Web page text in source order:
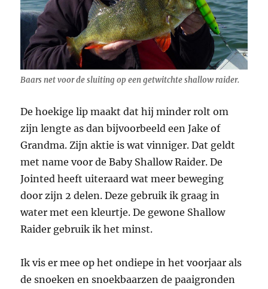
Baars net voor de sluiting op een getwitchte shallow raider.
De hoekige lip maakt dat hij minder rolt om
zijn lengte as dan bijvoorbeeld een Jake of
Grandma. Zijn aktie is wat vinniger. Dat geldt
met name voor de Baby Shallow Raider. De
Jointed heeft uiteraard wat meer beweging
door zijn 2 delen. Deze gebruik ik graag in
water met een kleurtje. De gewone Shallow
Raider gebruik ik het minst.
Ik vis er mee op het ondiepe in het voorjaar als
de snoeken en snoekbaarzen de paaigronden